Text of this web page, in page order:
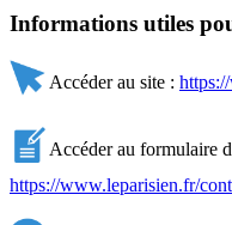
Informations utiles
Accéder au site :
Accéder au formulaire
https://www.leparisien.fr/